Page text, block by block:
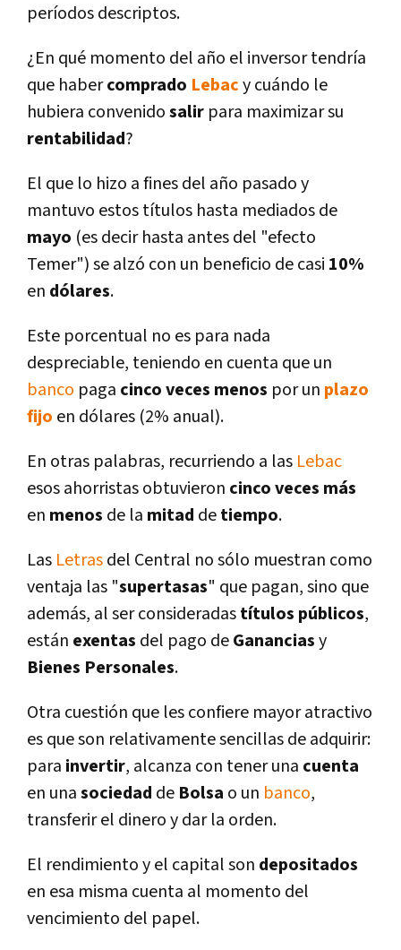
perí­odos descriptos.
¿En qué momento del año el inversor tendrí­a
que habercomprado Lebacy cuándo le
hubiera convenidosalir para maximizar su
rentabilidad?
El que lo hizo a fines del año pasado y
mantuvo estos tí­tulos hasta mediados de
mayo (es decir hasta antes del "efecto
Temer") se alzó con un beneficio de casi 10%
en dólares.
Este porcentual no es para nada
despreciable, teniendo en cuenta que un
banco paga cinco veces menos por un plazo
fijo en dólares (2% anual).
En otras palabras, recurriendo a las Lebac
esos ahorristas obtuvieron cinco veces más
en menos de la mitad detiempo.
Las Letrasdel Central no sólo muestran como
ventaja las "supertasas" que pagan, sino que
además, al ser consideradastí­tulos públicos,
están exentas del pago deGananciasy
Bienes Personales.
Otra cuestión que les confiere mayor atractivo
es que son relativamente sencillas de adquirir:
para invertir, alcanza con tener una cuenta
en unasociedad de Bolsa o un banco,
transferir el dinero y dar la orden.
El rendimiento y el capital son depositados
en esa misma cuenta al momento del
vencimiento del papel.